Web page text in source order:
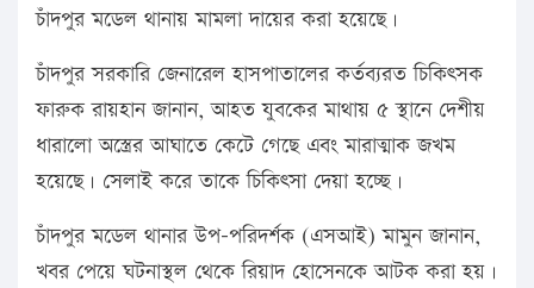
চাঁদপুর মডেল থানায় মামলা দায়ের করা হয়েছে।
চাঁদপুর সরকারি জেনারেল হাসপাতালের কর্তব্যরত চিকিৎসক
ফারুক রায়হান জানান, আহত যুবকের মাথায় ৫ স্থানে দেশীয়
ধারালো অস্ত্রের আঘাতে কেটে গেছে এবং মারাত্মাক জখম
হয়েছে। সেলাই করে তাকে চিকিৎসা দেয়া হচ্ছে।
চাঁদপুর মডেল থানার উপ-পরিদর্শক (এসআই) মামুন জানান,
খবর পেয়ে ঘটনাস্থল থেকে রিয়াদ হোসেনকে আটক করা হয়।